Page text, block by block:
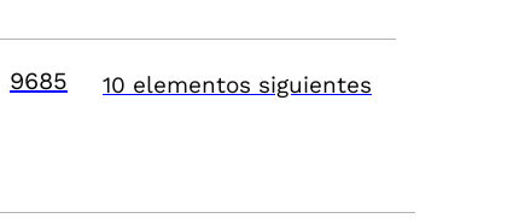
9685 10 elementos siguientes